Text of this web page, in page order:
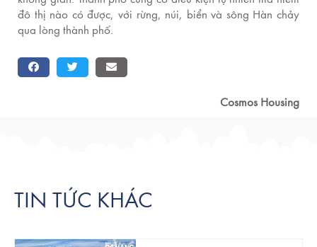
đô thị nào có được, với rừng, núi, biển và sông Hàn chảy
qua lòng thành phố.
Cosmos Housing
TIN TỨC KHÁC